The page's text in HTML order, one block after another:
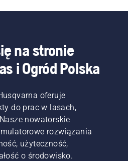
na stronie
i Ogród Polska
oferuje
do prac w lasach,
nowatorskie
rozwiązania
użyteczność,
o środowisko.